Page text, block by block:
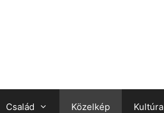
Család Közelkép Kultúra